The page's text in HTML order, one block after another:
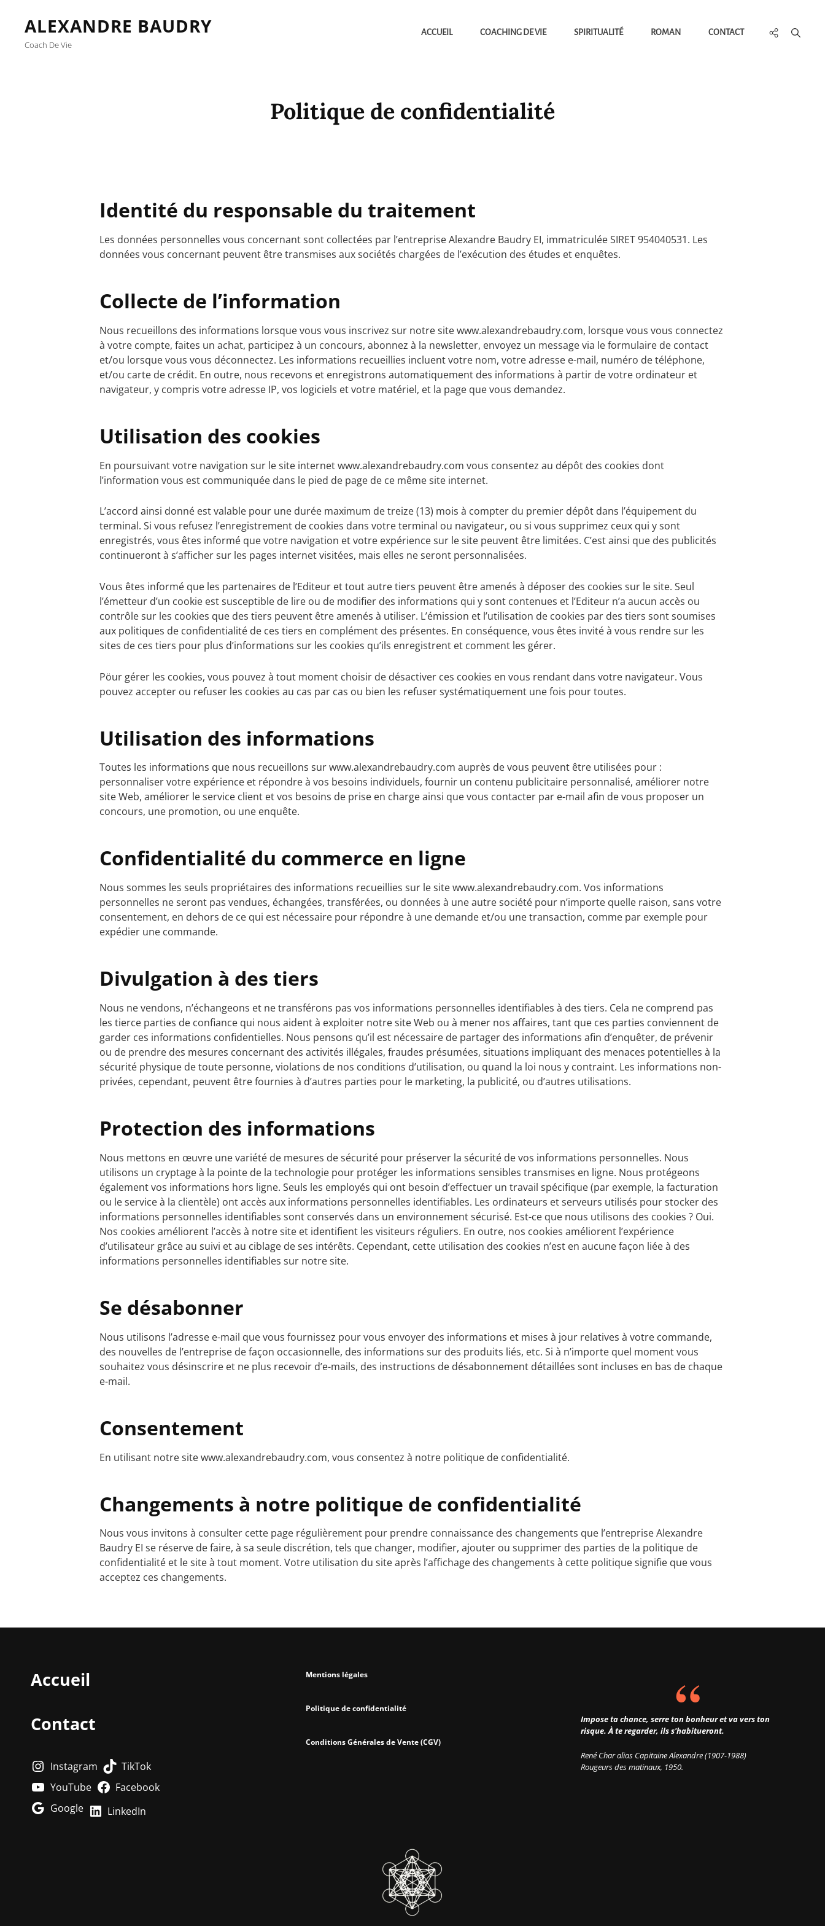
ALEXANDRE BAUDRY
Coach De Vie
ACCUEIL COACHING DE VIE SPIRITUALITÉ ROMAN CONTACT
Social
Politique de confidentialité
Identité du responsable du traitement
Les données personnelles vous concernant sont collectées par l’entreprise Alexandre Baudry EI, immatriculée SIRET 954040531. Les
données vous concernant peuvent être transmises aux sociétés chargées de l’exécution des études et enquêtes.
Collecte de l’information
Nous recueillons des informations lorsque vous vous inscrivez sur notre site www.alexandrebaudry.com, lorsque vous vous connectez
à votre compte, faites un achat, participez à un concours, abonnez à la newsletter, envoyez un message via le formulaire de contact
et/ou lorsque vous vous déconnectez. Les informations recueillies incluent votre nom, votre adresse e-mail, numéro de téléphone,
et/ou carte de crédit. En outre, nous recevons et enregistrons automatiquement des informations à partir de votre ordinateur et
navigateur, y compris votre adresse IP, vos logiciels et votre matériel, et la page que vous demandez.
Utilisation des cookies
En poursuivant votre navigation sur le site internet www.alexandrebaudry.com vous consentez au dépôt des cookies dont
l’information vous est communiquée dans le pied de page de ce même site internet.
L’accord ainsi donné est valable pour une durée maximum de treize (13) mois à compter du premier dépôt dans l’équipement du
terminal. Si vous refusez l’enregistrement de cookies dans votre terminal ou navigateur, ou si vous supprimez ceux qui y sont
enregistrés, vous êtes informé que votre navigation et votre expérience sur le site peuvent être limitées. C’est ainsi que des publicités
continueront à s’afficher sur les pages internet visitées, mais elles ne seront personnalisées.
Vous êtes informé que les partenaires de l’Editeur et tout autre tiers peuvent être amenés à déposer des cookies sur le site. Seul
l’émetteur d’un cookie est susceptible de lire ou de modifier des informations qui y sont contenues et l’Editeur n’a aucun accès ou
contrôle sur les cookies que des tiers peuvent être amenés à utiliser. L’émission et l’utilisation de cookies par des tiers sont soumises
aux politiques de confidentialité de ces tiers en complément des présentes. En conséquence, vous êtes invité à vous rendre sur les
sites de ces tiers pour plus d’informations sur les cookies qu’ils enregistrent et comment les gérer.
Pöur gérer les cookies, vous pouvez à tout moment choisir de désactiver ces cookies en vous rendant dans votre navigateur. Vous
pouvez accepter ou refuser les cookies au cas par cas ou bien les refuser systématiquement une fois pour toutes.
Utilisation des informations
Toutes les informations que nous recueillons sur www.alexandrebaudry.com auprès de vous peuvent être utilisées pour :
personnaliser votre expérience et répondre à vos besoins individuels, fournir un contenu publicitaire personnalisé, améliorer notre
site Web, améliorer le service client et vos besoins de prise en charge ainsi que vous contacter par e-mail afin de vous proposer un
concours, une promotion, ou une enquête.
Confidentialité du commerce en ligne
Nous sommes les seuls propriétaires des informations recueillies sur le site www.alexandrebaudry.com. Vos informations
personnelles ne seront pas vendues, échangées, transférées, ou données à une autre société pour n’importe quelle raison, sans votre
consentement, en dehors de ce qui est nécessaire pour répondre à une demande et/ou une transaction, comme par exemple pour
expédier une commande.
Divulgation à des tiers
Nous ne vendons, n’échangeons et ne transférons pas vos informations personnelles identifiables à des tiers. Cela ne comprend pas
les tierce parties de confiance qui nous aident à exploiter notre site Web ou à mener nos affaires, tant que ces parties conviennent de
garder ces informations confidentielles. Nous pensons qu’il est nécessaire de partager des informations afin d’enquêter, de prévenir
ou de prendre des mesures concernant des activités illégales, fraudes présumées, situations impliquant des menaces potentielles à la
sécurité physique de toute personne, violations de nos conditions d’utilisation, ou quand la loi nous y contraint. Les informations non-
privées, cependant, peuvent être fournies à d’autres parties pour le marketing, la publicité, ou d’autres utilisations.
Protection des informations
Nous mettons en œuvre une variété de mesures de sécurité pour préserver la sécurité de vos informations personnelles. Nous
utilisons un cryptage à la pointe de la technologie pour protéger les informations sensibles transmises en ligne. Nous protégeons
également vos informations hors ligne. Seuls les employés qui ont besoin d’effectuer un travail spécifique (par exemple, la facturation
ou le service à la clientèle) ont accès aux informations personnelles identifiables. Les ordinateurs et serveurs utilisés pour stocker des
informations personnelles identifiables sont conservés dans un environnement sécurisé. Est-ce que nous utilisons des cookies ? Oui.
Nos cookies améliorent l’accès à notre site et identifient les visiteurs réguliers. En outre, nos cookies améliorent l’expérience
d’utilisateur grâce au suivi et au ciblage de ses intérêts. Cependant, cette utilisation des cookies n’est en aucune façon liée à des
informations personnelles identifiables sur notre site.
Se désabonner
Nous utilisons l’adresse e-mail que vous fournissez pour vous envoyer des informations et mises à jour relatives à votre commande,
des nouvelles de l’entreprise de façon occasionnelle, des informations sur des produits liés, etc. Si à n’importe quel moment vous
souhaitez vous désinscrire et ne plus recevoir d’e-mails, des instructions de désabonnement détaillées sont incluses en bas de chaque
e-mail.
Consentement
En utilisant notre site www.alexandrebaudry.com, vous consentez à notre politique de confidentialité.
Changements à notre politique de confidentialité
Nous vous invitons à consulter cette page régulièrement pour prendre connaissance des changements que l’entreprise Alexandre
Baudry EI se réserve de faire, à sa seule discrétion, tels que changer, modifier, ajouter ou supprimer des parties de la politique de
confidentialité et le site à tout moment. Votre utilisation du site après l’affichage des changements à cette politique signifie que vous
acceptez ces changements.
Accueil
Contact
Instagram
TikTok
YouTube
Facebook
Google
LinkedIn
Mentions légales
Politique de confidentialité
Conditions Générales de Vente (CGV)
Impose ta chance, serre ton bonheur et va vers ton
risque. À te regarder, ils s'habitueront.
René Char alias Capitaine Alexandre (1907-1988)
Rougeurs des matinaux, 1950.